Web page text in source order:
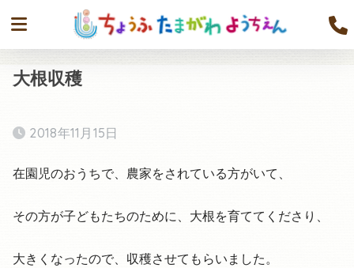
大根収穫
2018年11月15日
在園児のおうちで、農家をされている方がいて、
その方が子どもたちのために、大根を育ててくださり、
大きくなったので、収穫させてもらいました。